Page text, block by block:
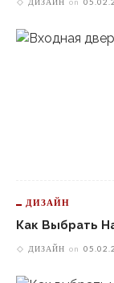
ДИЗАЙН
Как Выбрать
ДИЗАЙН on